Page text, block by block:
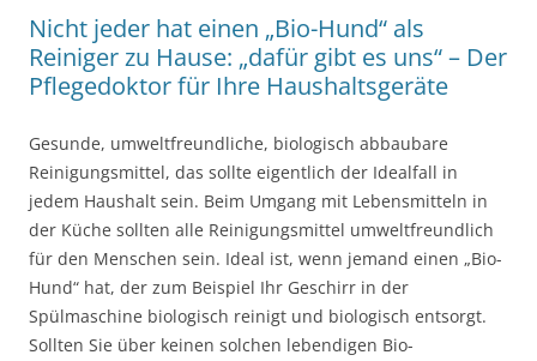
Nicht jeder hat einen „Bio-Hund“ als
Reiniger zu Hause: „dafür gibt es uns“ – Der
Pflegedoktor für Ihre Haushaltsgeräte
Gesunde, umweltfreundliche, biologisch abbaubare
Reinigungsmittel, das sollte eigentlich der Idealfall in
jedem Haushalt sein. Beim Umgang mit Lebensmitteln in
der Küche sollten alle Reinigungsmittel umweltfreundlich
für den Menschen sein. Ideal ist, wenn jemand einen „Bio-
Hund“ hat, der zum Beispiel Ihr Geschirr in der
Spülmaschine biologisch reinigt und biologisch entsorgt.
Sollten Sie über keinen solchen lebendigen Bio-